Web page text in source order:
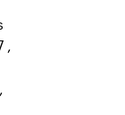
,